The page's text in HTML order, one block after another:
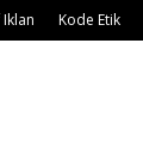
Kode Etik